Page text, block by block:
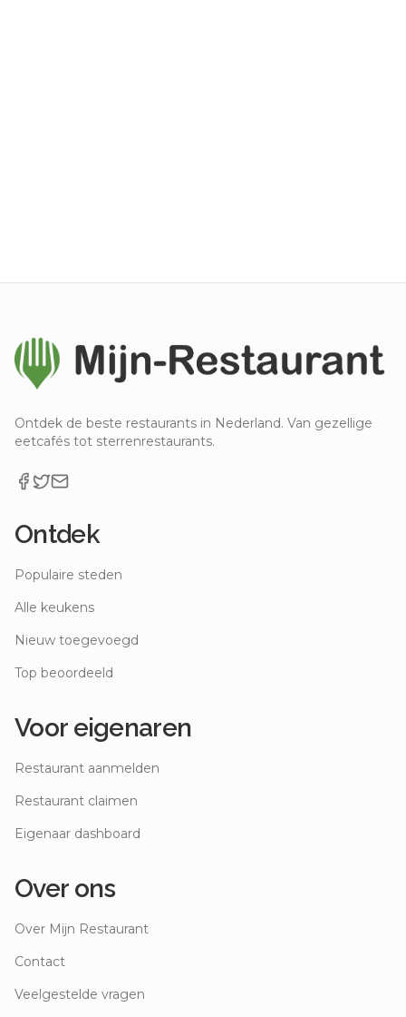
Ontdek de beste restaurants in Nederland. Van gezellige
eetcafés tot sterrenrestaurants.
Ontdek
Populaire steden
Alle keukens
Nieuw toegevoegd
Top beoordeeld
Voor eigenaren
Restaurant aanmelden
Restaurant claimen
Eigenaar dashboard
Over ons
Over Mijn Restaurant
Contact
Veelgestelde vragen